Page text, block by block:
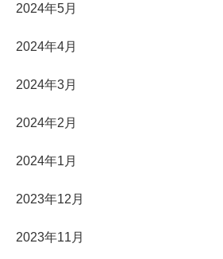
2024年5月
2024年4月
2024年3月
2024年2月
2024年1月
2023年12月
2023年11月